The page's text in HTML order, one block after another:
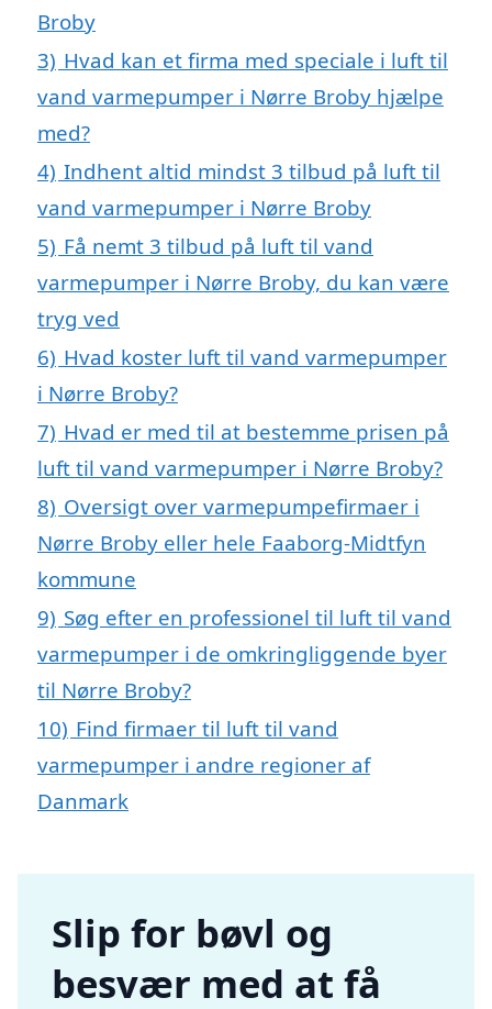
Broby
3) Hvad kan et firma med speciale i luft til
vand varmepumper i Nørre Broby hjælpe
med?
4) Indhent altid mindst 3 tilbud på luft til
vand varmepumper i Nørre Broby
5) Få nemt 3 tilbud på luft til vand
varmepumper i Nørre Broby, du kan være
tryg ved
6) Hvad koster luft til vand varmepumper
i Nørre Broby?
7) Hvad er med til at bestemme prisen på
luft til vand varmepumper i Nørre Broby?
8) Oversigt over varmepumpefirmaer i
Nørre Broby eller hele Faaborg-Midtfyn
kommune
9) Søg efter en professionel til luft til vand
varmepumper i de omkringliggende byer
til Nørre Broby?
10) Find firmaer til luft til vand
varmepumper i andre regioner af
Danmark
Slip for bøvl og
besvær med at få